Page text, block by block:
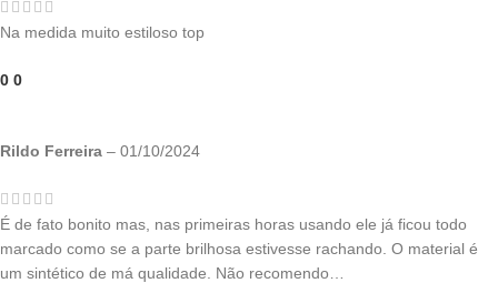
Na medida muito estiloso top
0 0
Rildo Ferreira – 01/10/2024
É de fato bonito mas, nas primeiras horas usando ele já ficou todo
marcado como se a parte brilhosa estivesse rachando. O material é
um sintético de má qualidade. Não recomendo…